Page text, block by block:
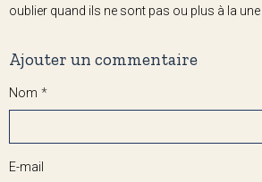
oublier quand ils ne sont pas ou plus à la une
Ajouter un commentaire
Nom
E-mail